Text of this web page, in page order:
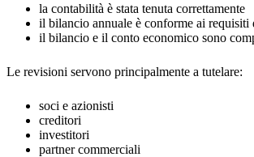
la contabilità è stata tenuta correttamente
il bilancio annuale è conforme ai requisiti
il bilancio e il conto economico sono
Le revisioni servono principalmente a tutelare:
soci e azionisti
creditori
investitori
partner commerciali